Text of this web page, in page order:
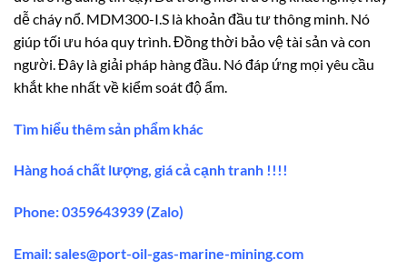
dễ cháy nổ. MDM300-I.S là khoản đầu tư thông minh. Nó
giúp tối ưu hóa quy trình. Đồng thời bảo vệ tài sản và con
người. Đây là giải pháp hàng đầu. Nó đáp ứng mọi yêu cầu
khắt khe nhất về kiểm soát độ ẩm.
Tìm hiểu thêm sản phẩm khác
Hàng hoá chất lượng, giá cả cạnh tranh !!!!
Phone: 0359643939 (Zalo)
Email:sales@port-oil-gas-marine-mining.com